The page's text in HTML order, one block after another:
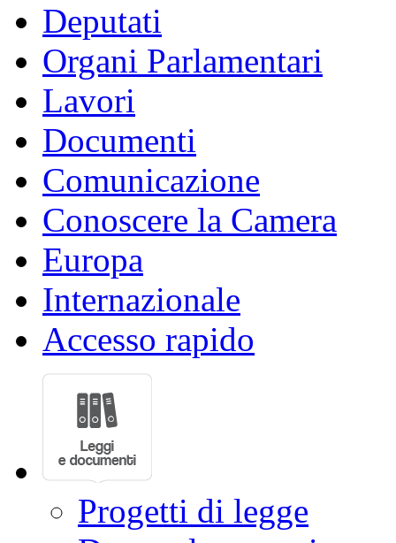
Deputati
Organi Parlamentari
Lavori
Documenti
Comunicazione
Conoscere la Camera
Europa
Internazionale
Accesso rapido
Progetti di legge